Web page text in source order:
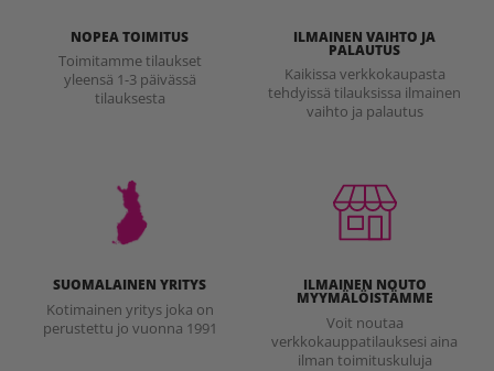
NOPEA TOIMITUS
Toimitamme tilaukset
yleensä 1-3 päivässä
tilauksesta
ILMAINEN VAIHTO JA
PALAUTUS
Kaikissa verkkokaupasta
tehdyissä tilauksissa ilmainen
vaihto ja palautus
SUOMALAINEN YRITYS
Kotimainen yritys joka on
perustettu jo vuonna 1991
ILMAINEN NOUTO
MYYMÄLÖISTÄMME
Voit noutaa
verkkokauppatilauksesi aina
ilman toimituskuluja